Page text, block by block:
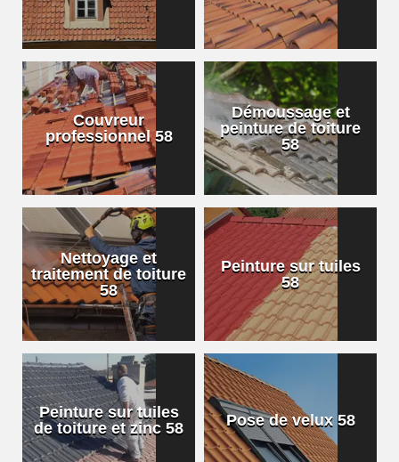
Couvreur
professionnel 58
Démoussage et
peinture de toiture
58
Nettoyage et
traitement de toiture
58
Peinture sur tuiles
58
Peinture sur tuiles
de toiture et zinc 58
Pose de velux 58